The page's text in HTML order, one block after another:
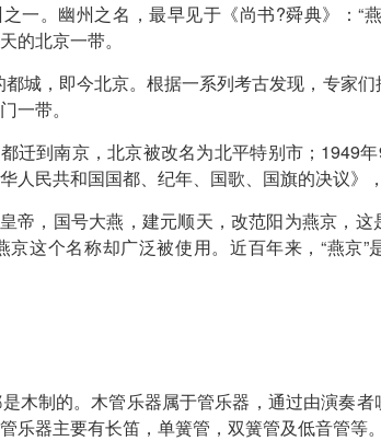
。幽州之名，最早见于《尚书?舜典》：“燕
的北京一带。
城，即今北京。根据一系列考古发现，专家们
一带。
到南京，北京被改名为北平特别市；1949
人民共和国国都、纪年、国歌、国旗的决议》
，国号大燕，建元顺天，改范阳为燕京，这
这个名称却广泛被使用。近百年来，“燕京”
制的。木管乐器属于管乐器，通过由演奏者
乐器主要有长笛，单簧管，双簧管及低音管等。